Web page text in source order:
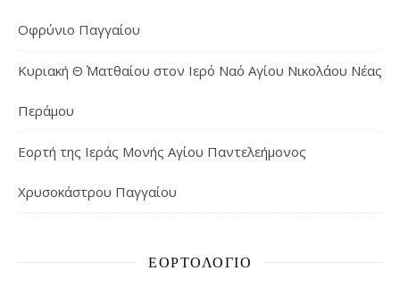
Οφρύνιο Παγγαίου
Κυριακή Θ΄ Ματθαίου στον Ιερό Ναό Αγίου Νικολάου Νέας
Περάμου
Εορτή της Ιεράς Μονής Αγίου Παντελεήμονος
Χρυσοκάστρου Παγγαίου
ΕΟΡΤΟΛΌΓΙΟ